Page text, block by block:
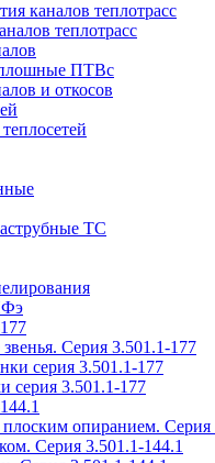
каналов теплотрасс
теплотрасс
ПТВс
и откосов
ТС
Серия 3.501.1-177
серия 3.501.1-177
серия 3.501.1-177
плоским опиранием. Серия
Серия 3.501.1-144.1